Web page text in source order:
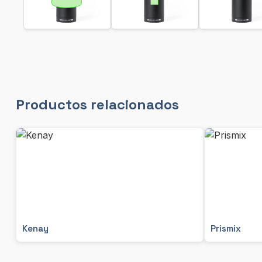
Productos relacionados
Kenay Prismix